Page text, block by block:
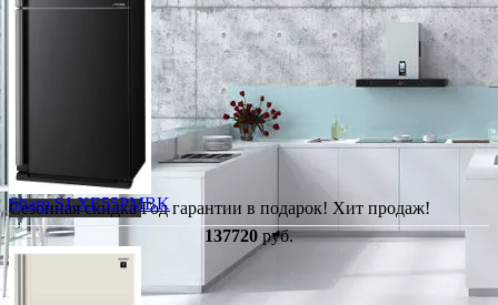
Сезонная скидкаГод гарантии в подарок! Хит продаж!
Sharp SJ-XE55PMBK
137720 руб.